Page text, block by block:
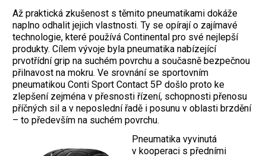
Až praktická zkušenost s těmito pneumatikami dokáže
naplno odhalit jejich vlastnosti. Ty se opírají o zajímavé
technologie, které používá Continental pro své nejlepší
produkty. Cílem vývoje byla pneumatika nabízející
prvotřídní grip na suchém povrchu a současně bezpečnou
přilnavost na mokru. Ve srovnání se sportovním
pneumatikou Conti Sport Contact 5P došlo proto ke
zlepšení zejména v přesnosti řízení, schopnosti přenosu
příčných sil a v neposlední řadě i posunu v oblasti brzdění
– to především na suchém povrchu.
Pneumatika vyvinutá
v kooperaci s předními